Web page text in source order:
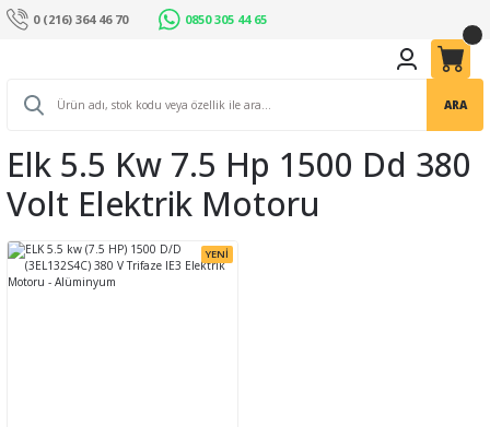
0 (216) 364 46 70 0850 305 44 65
ARA
Elk 5.5 Kw 7.5 Hp 1500 Dd 380
Volt Elektrik Motoru
YENİ